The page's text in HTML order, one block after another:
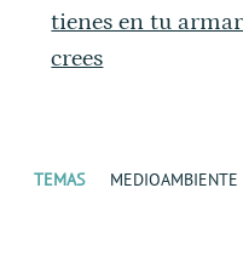
tienes en tu
crees
TEMAS MEDIOAMBIENTE